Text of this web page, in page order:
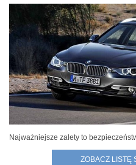
Najważniejsze zalety to
ZOBACZ LISTĘ